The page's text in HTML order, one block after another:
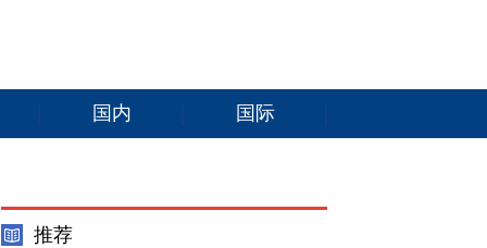
国内 国际
推荐